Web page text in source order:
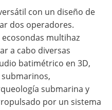
con un diseño de
dos operadores.
multihaz
a cabo diversas
batimétrico en 3D,
submarina y
por un sistema